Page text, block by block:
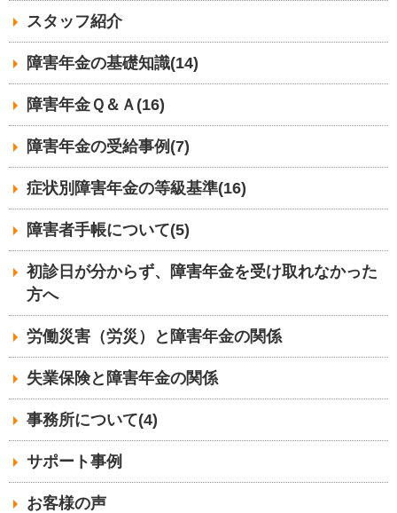
スタッフ紹介
障害年金の基礎知識(14)
障害年金Ｑ＆Ａ(16)
障害年金の受給事例(7)
症状別障害年金の等級基準(16)
障害者手帳について(5)
初診日が分からず、障害年金を受け取れなかった
方へ
労働災害（労災）と障害年金の関係
失業保険と障害年金の関係
事務所について(4)
サポート事例
お客様の声